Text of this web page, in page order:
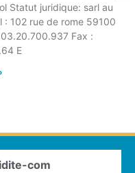
Statut juridique: sarl au
102 rue de rome 59100
Fax :
E
com